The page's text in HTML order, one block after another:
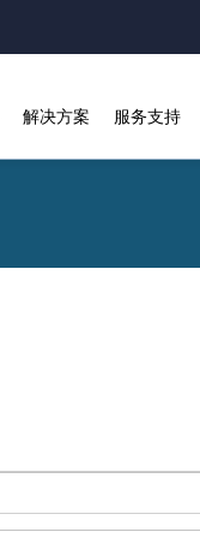
解决方案 服务支持